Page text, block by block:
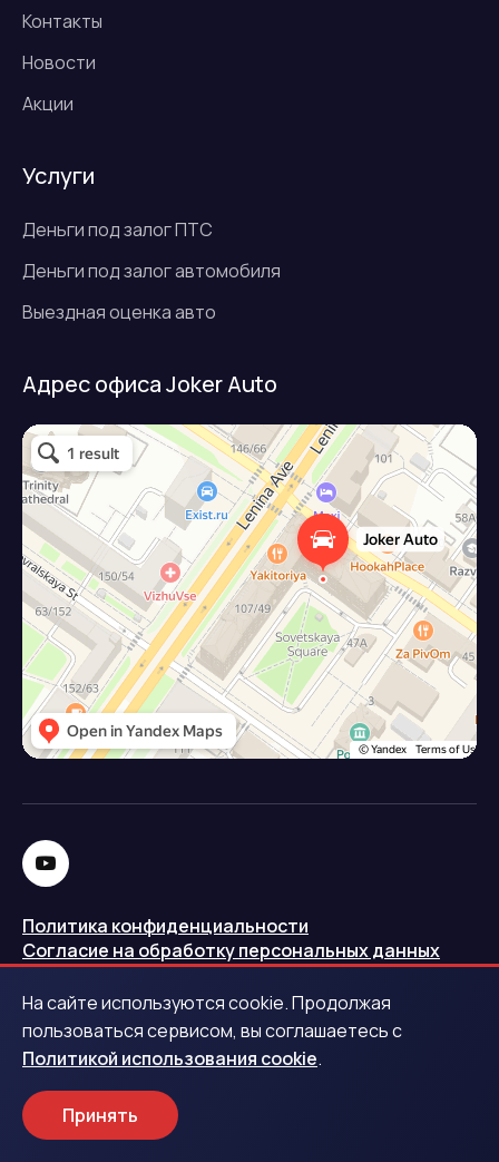
Контакты
Новости
Акции
Услуги
Деньги под залог ПТС
Деньги под залог автомобиля
Выездная оценка авто
Адрес офиса Joker Auto
Джокер авто
Займ под залог авто в Подольске
Микрофинансовая организация в Подольске
Политика конфиденциальности
Согласие на обработку персональных данных
Политика использования cookie
Запись в реестре операторов персональных данных
РКН
Центральный банк Российской Федерации
На сайте используются cookie. Продолжая
пользоваться сервисом, вы соглашаетесь с
Политикой использования cookie.
Принять